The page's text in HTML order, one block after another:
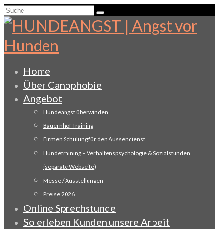
Suche
nach:
Home
Über Canophobie
Angebot
Hundeangst überwinden
Bauernhof Training
Firmen Schulung für den Aussendienst
Hundetraining – Verhaltenspsychologie & Sozialstunden
(separate Webseite)
Messe / Ausstellungen
Preise 2026
Online Sprechstunde
So erleben Kunden unsere Arbeit